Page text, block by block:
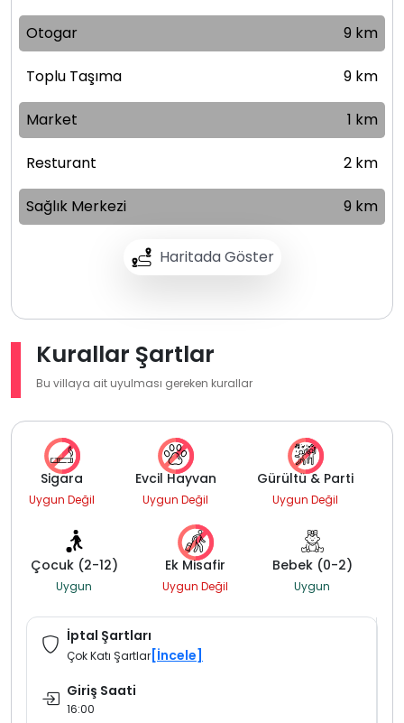
Haritada Göster
Otogar 9 km
Toplu Taşıma 9 km
Market 1 km
Resturant 2 km
Sağlık Merkezi 9 km
Kurallar Şartlar
Bu villaya ait uyulması gereken kurallar
Sigara
Uygun Değil
Evcil Hayvan
Uygun Değil
Gürültü & Parti
Uygun Değil
Çocuk (2-12)
Uygun
Ek Misafir
Uygun Değil
Bebek (0-2)
Uygun
İptal Şartları
Çok Katı Şartlar [İncele]
Giriş Saati
16:00